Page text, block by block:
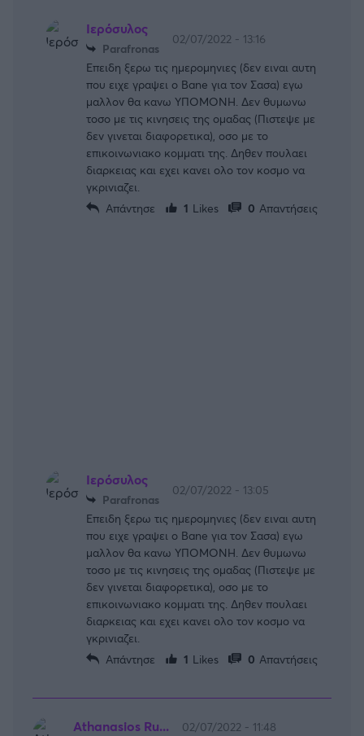
Ιερόσυλος
Ρarafronas
02/07/2022 - 13:16
Επειδη ξερω τις ημερομηνιες (δεν ειναι αυτη
που ειχε γραψει ο Bane για τον Σασα) εγω
μαλλον θα κανω ΥΠΟΜΟΝΗ. Δεν θυμωνω
τοσο με τις κινησεις της ομαδας (Πιστεψε με
δεν γινεται διαφορετικα), οσο με το
επικοινωνιακο κομματι της. Δηθεν πουλαει
διαρκειας και εχει κανει ολο τον κοσμο να
γκρινιαζει.
Απάντησε
1 Likes 0 Απαντήσεις
Ιερόσυλος
Ρarafronas
02/07/2022 - 13:05
Επειδη ξερω τις ημερομηνιες (δεν ειναι αυτη
που ειχε γραψει ο Bane για τον Σασα) εγω
μαλλον θα κανω ΥΠΟΜΟΝΗ. Δεν θυμωνω
τοσο με τις κινησεις της ομαδας (Πιστεψε με
δεν γινεται διαφορετικα), οσο με το
επικοινωνιακο κομματι της. Δηθεν πουλαει
διαρκειας και εχει κανει ολο τον κοσμο να
γκρινιαζει.
Απάντησε
1 Likes 0 Απαντήσεις
Athanasios Ru...
02/07/2022 - 11:48